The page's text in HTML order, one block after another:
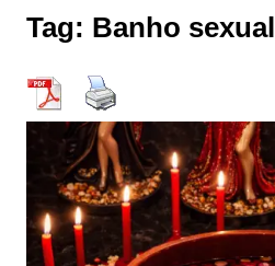
Tag: Banho sexual